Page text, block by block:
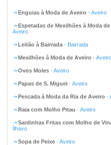
Enguias à Moda de Aveiro - Aveiro
Espetadas de Mexilhões à Moda
Aveiro
Leitão à Bairrada - Bairrada
Mexilhões à Moda de Aveiro - Aveiro
Ovos Moles - Aveiro
Papas de S. Miguel - Aveiro
Pescada à Moda da Ria de Aveiro -
Raia com Molho Pitau - Aveiro
Sardinhas Fritas com Molho de
Ílhavo
Sopa de Peixe - Aveiro